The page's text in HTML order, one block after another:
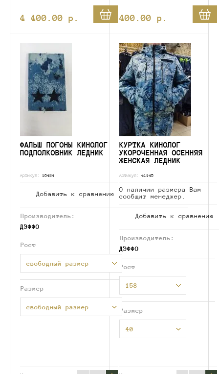
4 400.00 p. 400.00 p.
ФАЛЬШ ПОГОНЫ КИНОЛОГ
ПОДПОЛКОВНИК ЛЕДНИК
Артикул: 16434
Добавить к сравнению
Производитель:
ДЭФФО
Рост
свободный размер
Размер
свободный размер
КУРТКА КИНОЛОГ
УКОРОЧЕННАЯ ОСЕННЯЯ
ЖЕНСКАЯ ЛЕДНИК
Артикул: 41145
О наличии размера Вам
сообщит менеджер.
Добавить к сравнению
Производитель:
ДЭФФО
Рост
158
Размер
40